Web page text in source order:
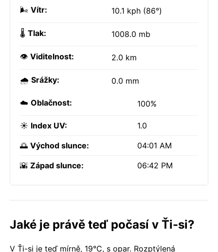
🌬️ Vítr: 10.1 kph (86°)
🌡️ Tlak: 1008.0 mb
👁️ Viditelnost: 2.0 km
🌧️ Srážky: 0.0 mm
☁️ Oblačnost: 100%
☀️ Index UV: 1.0
🌅 Východ slunce: 04:01 AM
🌇 Západ slunce: 06:42 PM
Jaké je právě teď počasí v Ťi-si?
V Ťi-si je teď mírně, 19°C, s opar. Rozptýlená